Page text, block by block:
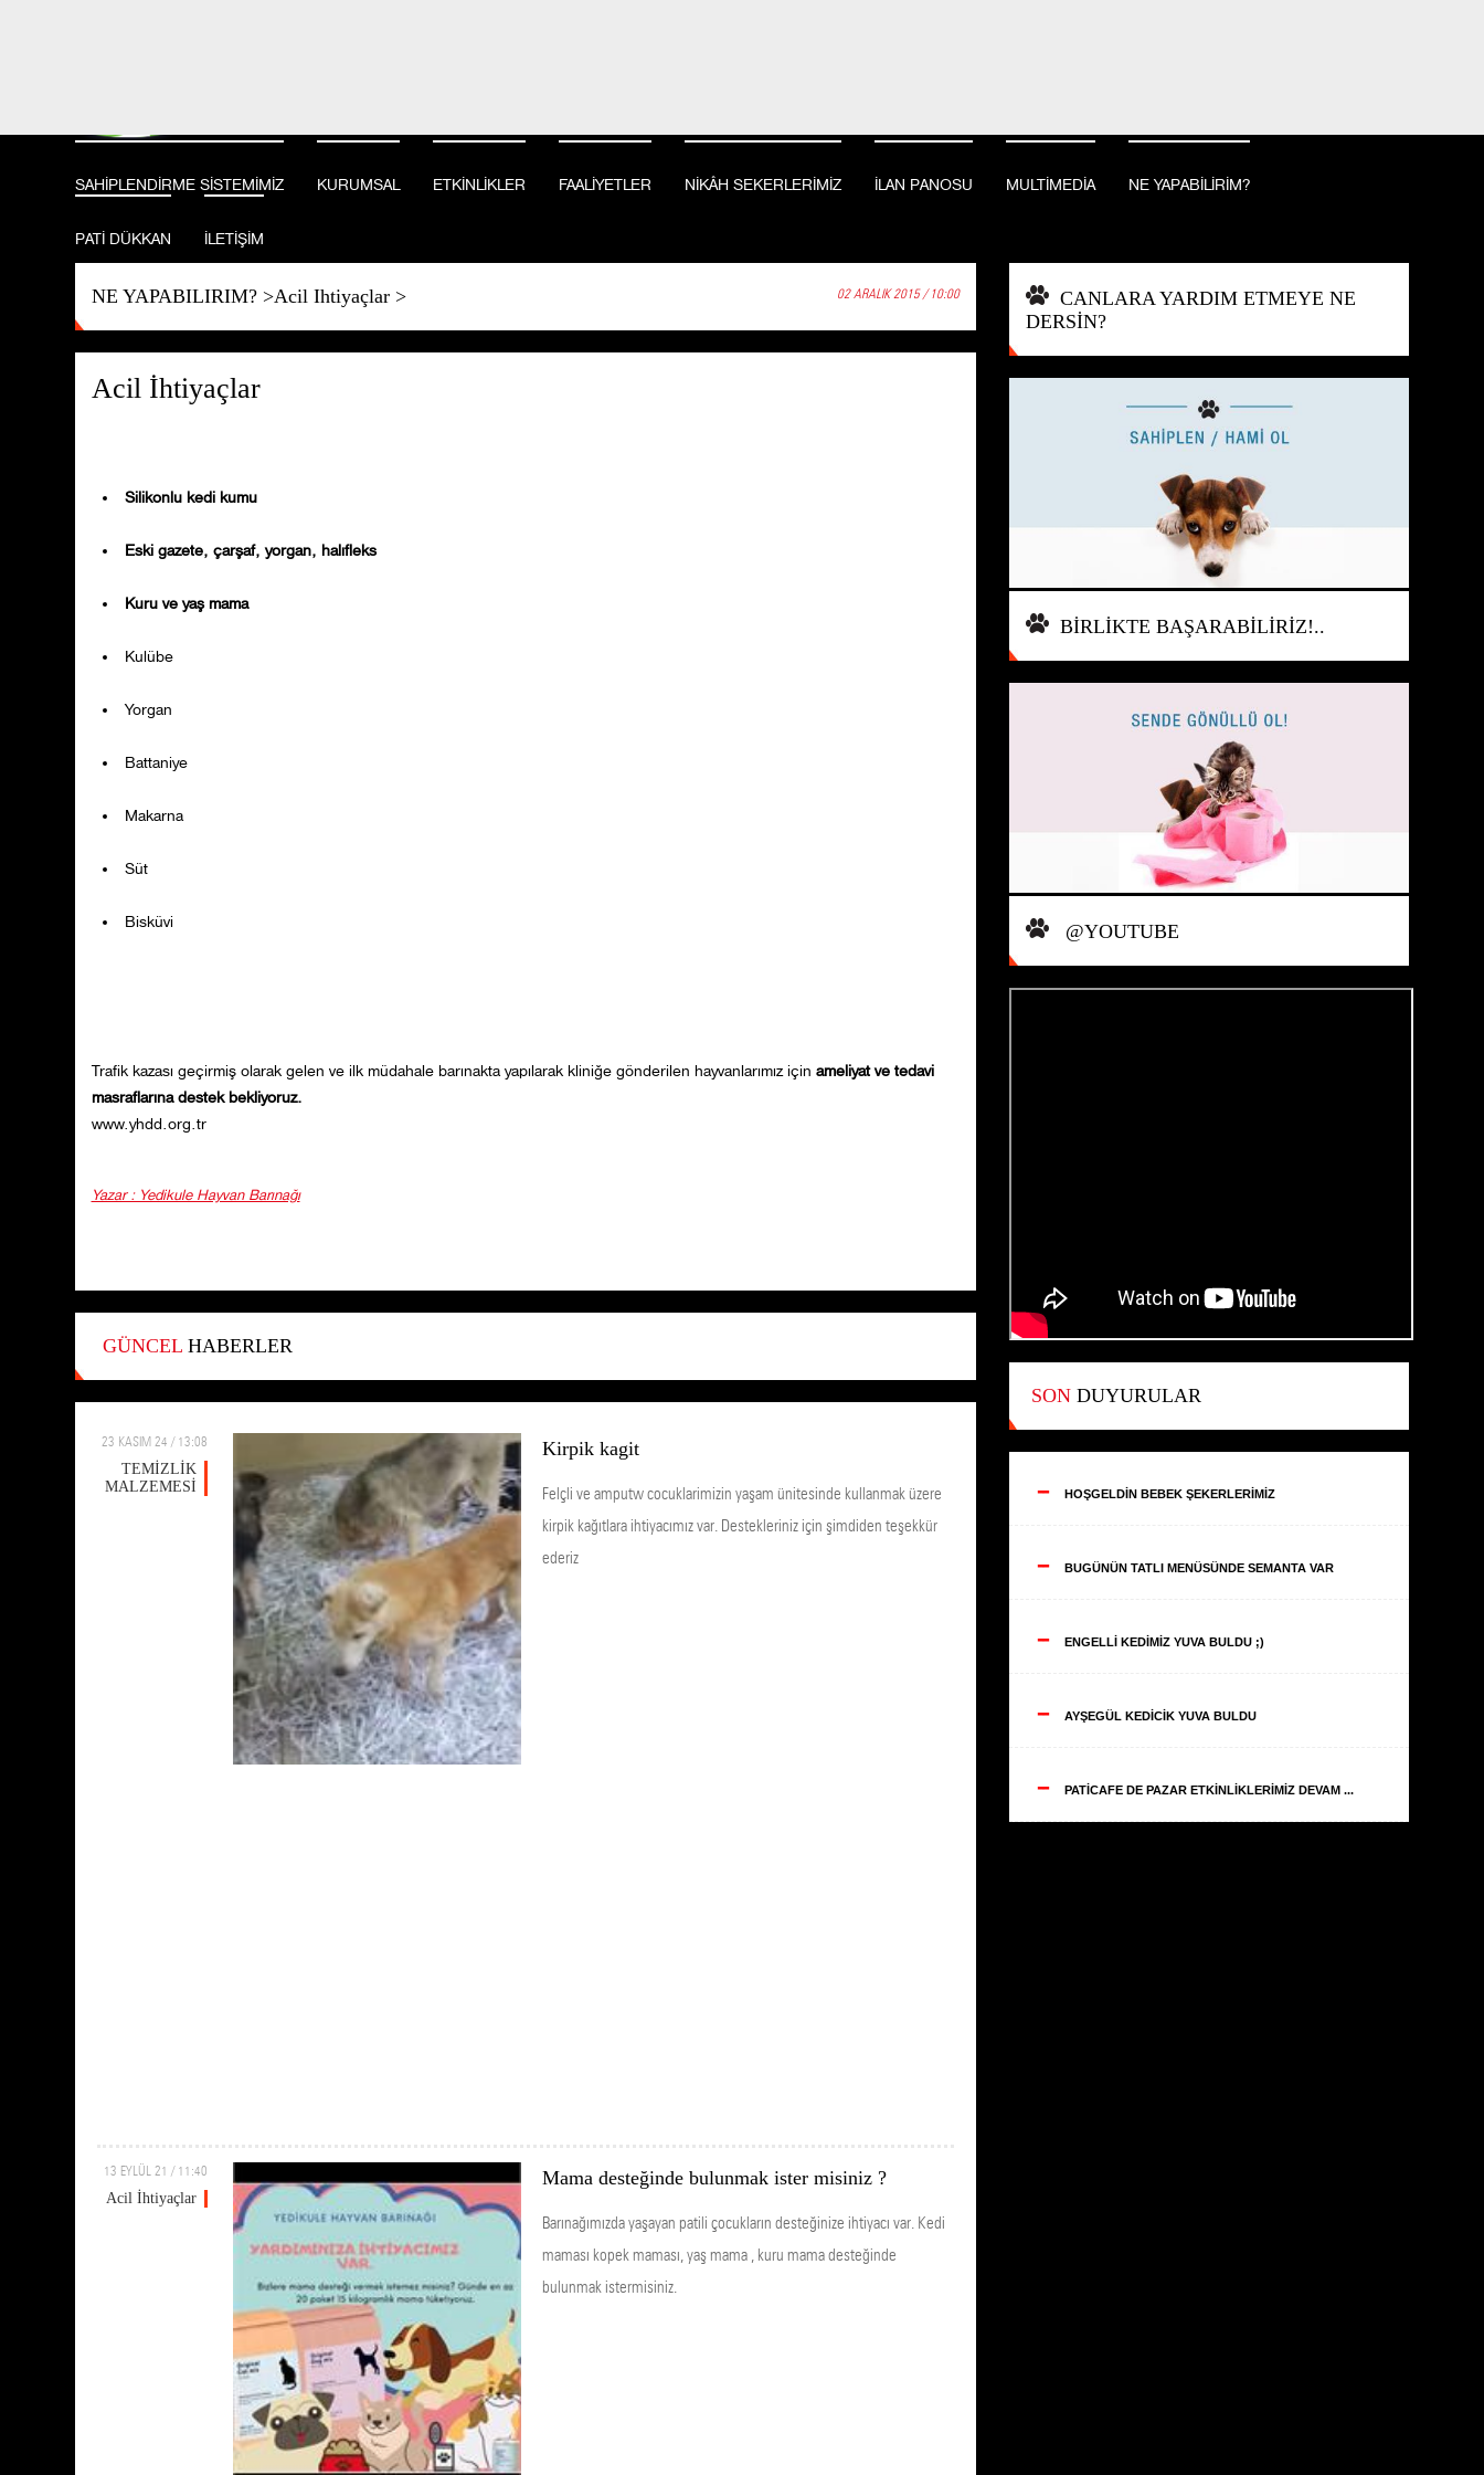
SAHİPLENDİRME SİSTEMİMİZ KURUMSAL ETKİNLİKLER FAALİYETLER NİKÂH SEKERLERİMİZ İLAN PANOSU MULTİMEDİA NE YAPABİLİRİM?
PATİ DÜKKAN İLETİŞİM
NE YAPABILIRIM?>Acil Ihtiyaçlar> 02 ARALIK 2015 / 10:00
Acil İhtiyaçlar
Silikonlu kedi kumu
Eski gazete, çarşaf, yorgan, halıfleks
Kuru ve yaş mama
Kulübe
Yorgan
Battaniye
Makarna
Süt
Bisküvi
Trafik kazası geçirmiş olarak gelen ve ilk müdahale barınakta yapılarak kliniğe gönderilen hayvanlarımız için ameliyat ve tedavi
masraflarına destek bekliyoruz.
www.yhdd.org.tr
Yazar : Yedikule Hayvan Barınağı
GÜNCELHABERLER
23 KASIM 24 / 13:08
TEMİZLİK
MALZEMESİ
Kirpik kagit
Felçli ve amputw cocuklarimizin yaşam ünitesinde kullanmak üzere
kirpik kağıtlara ihtiyacımız var. Destekleriniz için şimdiden teşekkür
ederiz
13 EYLÜL 21 / 11:40
Acil İhtiyaçlar
Mama desteğinde bulunmak ister misiniz ?
Barınağımızda yaşayan patili çocukların desteğinize ihtiyacı var. Kedi
maması kopek maması, yaş mama , kuru mama desteğinde
bulunmak istermisiniz.
CANLARA YARDIM ETMEYE NE
DERSİN?
BİRLİKTE BAŞARABİLİRİZ!..
@YOUTUBE
SONDUYURULAR
-- HOŞGELDİN BEBEK ŞEKERLERİMİZ
-- BUGÜNÜN TATLI MENÜSÜNDE SEMANTA VAR
-- ENGELLİ KEDİMİZ YUVA BULDU ;)
-- AYŞEGÜL KEDİCİK YUVA BULDU
-- PATİCAFE DE PAZAR ETKİNLİKLERİMİZ DEVAM ...